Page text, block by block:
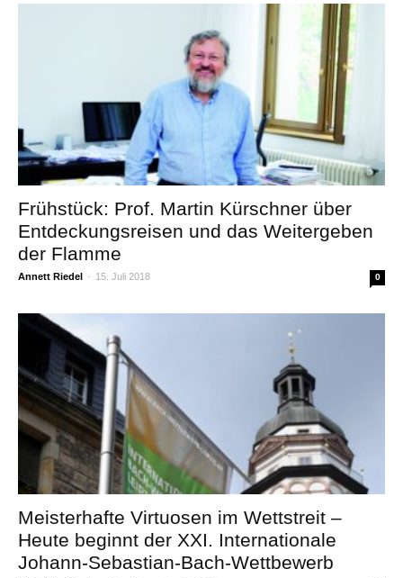
Frühstück: Prof. Martin Kürschner über
Entdeckungsreisen und das Weitergeben
der Flamme
Annett Riedel - 15. Juli 2018 0
Meisterhafte Virtuosen im Wettstreit –
Heute beginnt der XXI. Internationale
Johann-Sebastian-Bach-Wettbewerb